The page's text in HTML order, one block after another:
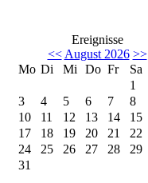
Ereignisse
<< August 2026 >>
Mo Di Mi Do Fr Sa
1
3
4 5 6 7 8
10
11 12 13 14 15
17
18 19 20 21 22
24
25 26 27 28 29
31